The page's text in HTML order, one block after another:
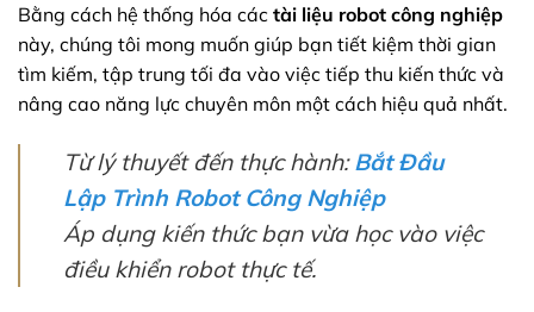
Bằng cách hệ thống hóa các tài liệu robot công nghiệp
này, chúng tôi mong muốn giúp bạn tiết kiệm thời gian
tìm kiếm, tập trung tối đa vào việc tiếp thu kiến thức và
nâng cao năng lực chuyên môn một cách hiệu quả nhất.
Từ lý thuyết đến thực hành:Bắt Đầu
Lập Trình Robot Công Nghiệp
Áp dụng kiến thức bạn vừa học vào việc
điều khiển robot thực tế.